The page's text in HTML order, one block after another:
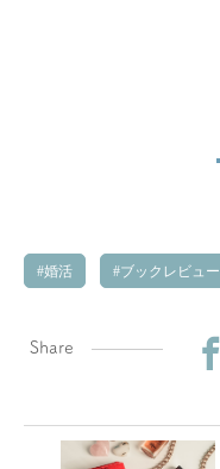
婚活 ブックレビュー
Share